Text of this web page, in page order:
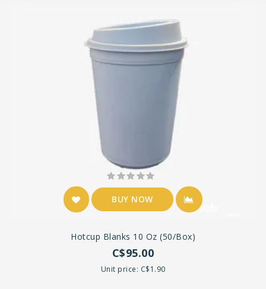
BUY NOW
Hotcup Blanks 10 Oz (50/box)
C$95.00
Unit price: C$1.90